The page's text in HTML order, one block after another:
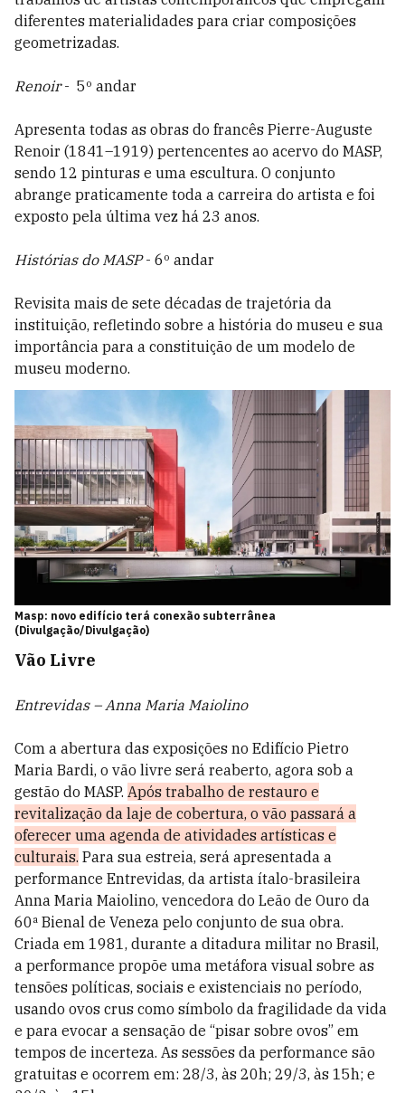
diferentes materialidades para criar composições
geometrizadas.
Renoir- 5º andar
Apresenta todas as obras do francês Pierre-Auguste
Renoir (1841–1919) pertencentes ao acervo do MASP,
sendo 12 pinturas e uma escultura. O conjunto
abrange praticamente toda a carreira do artista e foi
exposto pela última vez há 23 anos.
Histórias do MASP- 6º andar
Revisita mais de sete décadas de trajetória da
instituição, refletindo sobre a história do museu e sua
importância para a constituição de um modelo de
museu moderno.
Masp: novo edifício terá conexão subterrânea
(Divulgação/Divulgação)
Vão Livre
Entrevidas – Anna Maria Maiolino
Com a abertura das exposições no Edifício Pietro
Maria Bardi, o vão livre será reaberto, agora sob a
gestão do MASP. Após trabalho de restauro e
revitalização da laje de cobertura, o vão passará a
oferecer uma agenda de atividades artísticas e
culturais. Para sua estreia, será apresentada a
performance Entrevidas, da artista ítalo-brasileira
Anna Maria Maiolino, vencedora do Leão de Ouro da
60ª Bienal de Veneza pelo conjunto de sua obra.
Criada em 1981, durante a ditadura militar no Brasil,
a performance propõe uma metáfora visual sobre as
tensões políticas, sociais e existenciais no período,
usando ovos crus como símbolo da fragilidade da vida
e para evocar a sensação de “pisar sobre ovos” em
tempos de incerteza. As sessões da performance são
gratuitas e ocorrem em: 28/3, às 20h; 29/3, às 15h; e